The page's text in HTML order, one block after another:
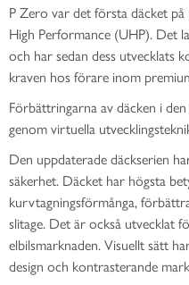
P Zero var det första däcket
High Performance (UHP). Det
och har sedan dess utvecklats
kraven hos förare inom
Förbättringarna av däcken i
genom virtuella
Den uppdaterade däckserien
säkerhet. Däcket har högsta
kurvtagningsförmånga,
slitage. Det är också utvecklat
elbilsmarknaden. Visuellt sätt
design och kontrasterande